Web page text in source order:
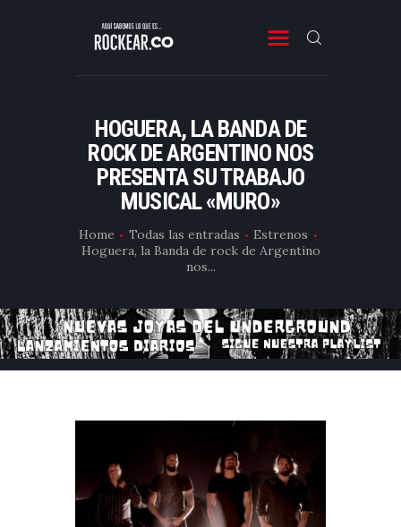
HOGUERA, LA BANDA DE
ROCK DE ARGENTINO NOS
PRESENTA SU TRABAJO
MUSICAL «MURO»
Home Todas las entradas
Estrenos
Hoguera, la Banda de rock de Argentino
nos...
SONIDO COLOMBIANO
NOTICIAS Y RESEÑAS
PLAYLIST
VIDEOS